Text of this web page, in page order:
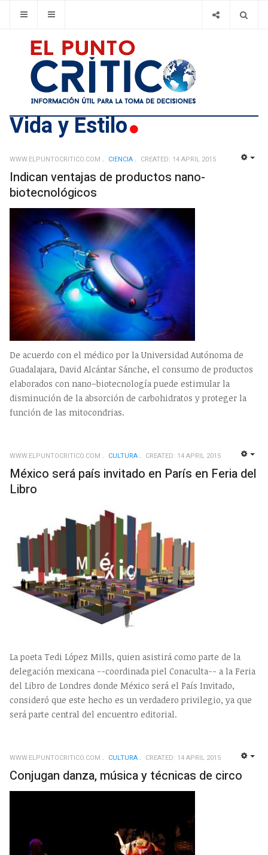
Vida y Estilo
WWW.ELPUNTOCRITICO.COM CIENCIA CREATED: 14 APRIL 2015
Indican ventajas de productos nano-
biotecnológicos
De acuerdo con el médico por la Universidad Autónoma de
Guadalajara, David Alcántar Sánche, el consumo de productos
elaborados con nano–biotecnología puede estimular la
disminución de la absorción de carbohidratos y proteger la
función de las mitocondrias.
WWW.ELPUNTOCRITICO.COM CULTURA CREATED: 14 APRIL 2015
México será país invitado en París en Feria del
Libro
La poeta Tedi López Mills, quien asistirá como parte de la
delegación mexicana --coordinada piel Conaculta-- a la Feria
del Libro de Londres donde México será el País Invitado,
consideró que este hecho es un verdadero privilegio, ya que
será parte central del encuentro editorial.
WWW.ELPUNTOCRITICO.COM CULTURA CREATED: 14 APRIL 2015
Conjugan danza, música y técnicas de circo